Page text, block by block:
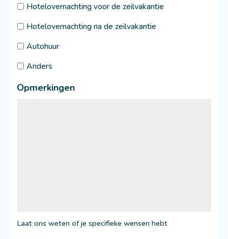
Hotelovernachting voor de zeilvakantie
Hotelovernachting na de zeilvakantie
Autohuur
Anders
Opmerkingen
Laat ons weten of je specifieke wensen hebt